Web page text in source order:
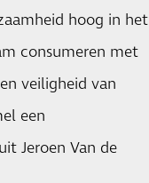
hoog in het
consumeren met
veiligheid van
een
Jeroen Van de